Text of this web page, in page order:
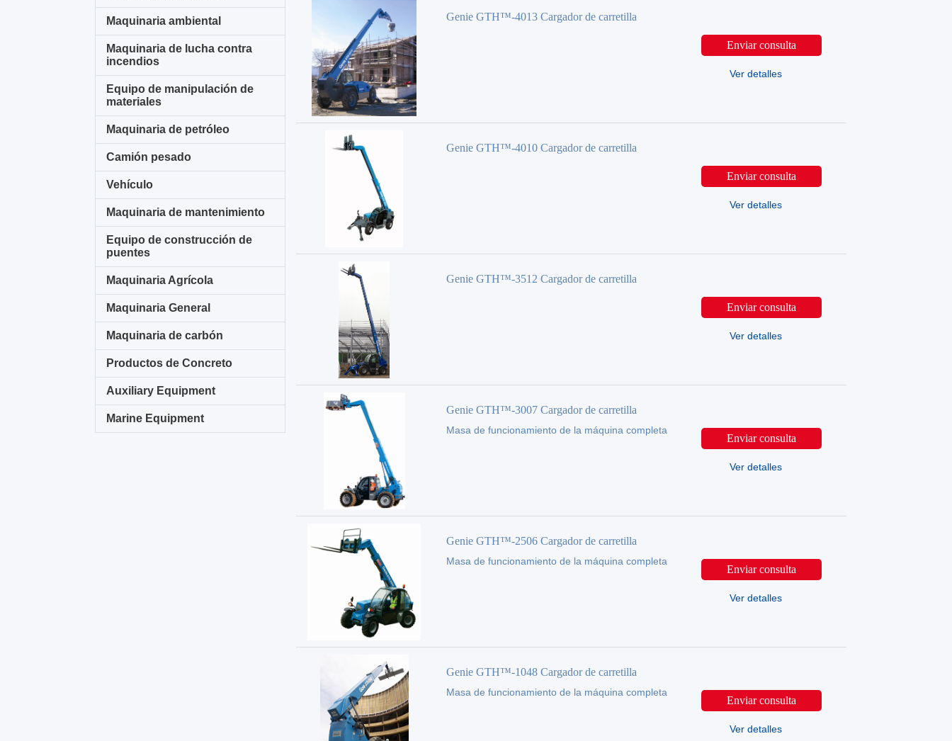
Maquinaria ambiental
Maquinaria de lucha contra
incendios
Equipo de manipulación de
materiales
Maquinaria de petróleo
Camión pesado
Vehículo
Maquinaria de mantenimiento
Equipo de construcción de
puentes
Maquinaria Agrícola
Maquinaria General
Maquinaria de carbón
Productos de Concreto
Auxiliary Equipment
Marine Equipment
Genie GTH™-4013 Cargador de carretilla
Enviar consulta
Ver detalles
Genie GTH™-4010 Cargador de carretilla
Enviar consulta
Ver detalles
Genie GTH™-3512 Cargador de carretilla
Enviar consulta
Ver detalles
Genie GTH™-3007 Cargador de carretilla
elevadora
Masa de funcionamiento de la máquina completa
Enviar consulta
Ver detalles
Genie GTH™-2506 Cargador de carretilla
elevadora
Masa de funcionamiento de la máquina completa
Enviar consulta
Ver detalles
Genie GTH™-1048 Cargador de carretilla
elevadora
Masa de funcionamiento de la máquina completa
Enviar consulta
Ver detalles